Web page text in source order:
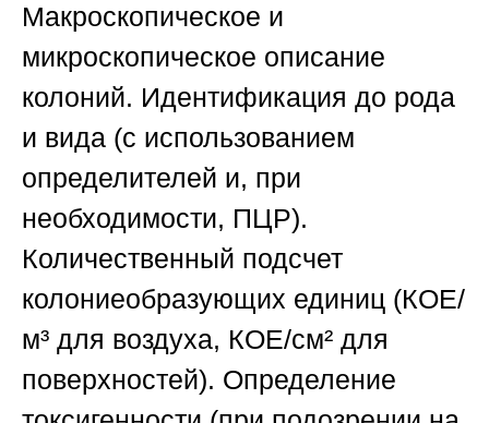
Макроскопическое и
микроскопическое описание
колоний. Идентификация до рода
и вида (с использованием
определителей и, при
необходимости, ПЦР).
Количественный подсчет
колониеобразующих единиц (КОЕ/
м³ для воздуха, КОЕ/см² для
поверхностей). Определение